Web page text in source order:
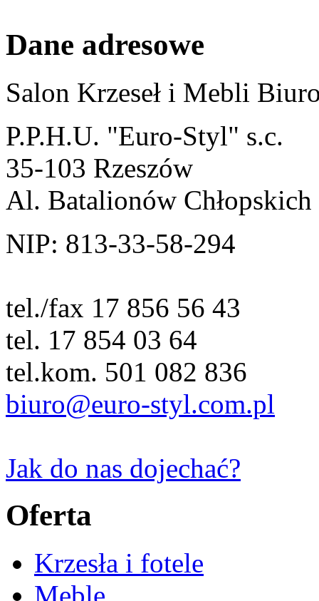
Dane adresowe
Salon Krzeseł i Mebli
P.P.H.U. "Euro-Styl" s.c.
35-103 Rzeszów
Al. Batalionów
NIP: 813-33-58-294
tel./fax 17 856 56 43
tel. 17 854 03 64
tel.kom. 501 082 836
biuro@euro-styl.com.pl
Jak do nas dojechać?
Oferta
Krzesła i fotele